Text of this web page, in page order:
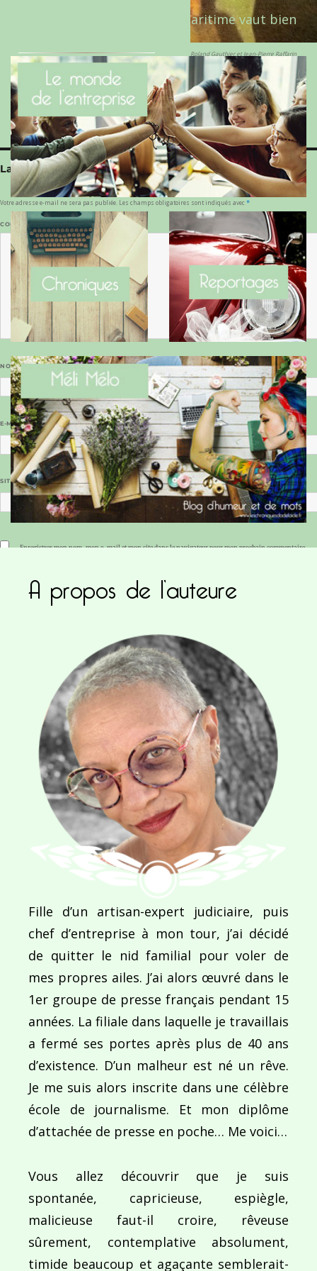
Roland Gauthier et Jean-Pierre Raffarin
Laisser un commentaire
Votre adresse e-mail ne sera pas publiée. Les champs obligatoires sont indiqués avec *
COMMENTAIRE*
NOM*
E-MAIL*
SITE WEB
Enregistrer mon nom, mon e-mail et mon site dans le navigateur pour mon prochain commentaire.
Ce site utilise Akismet pour réduire les
commentaires sont traitées.
Navigation
Roland Gauthier, spécialiste de la formation
Le Benaise de la Charente-Maritime vaut bien
A propos de l’auteure
Fille d’un artisan-expert judiciaire, puis
chef d’entreprise à mon tour, j’ai décidé
de quitter le nid familial pour voler de
mes propres ailes. J’ai alors œuvré dans le
1er groupe de presse français pendant 15
années. La filiale dans laquelle je travaillais
a fermé ses portes après plus de 40 ans
d’existence. D’un malheur est né un rêve.
Je me suis alors inscrite dans une célèbre
école de journalisme. Et mon diplôme
d’attachée de presse en poche… Me voici…
Vous allez découvrir que je suis
spontanée, capricieuse, espiègle,
malicieuse faut-il croire, rêveuse
sûrement, contemplative absolument,
timide beaucoup et agaçante semblerait-